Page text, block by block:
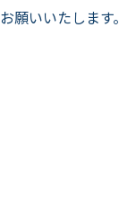
いいたします。